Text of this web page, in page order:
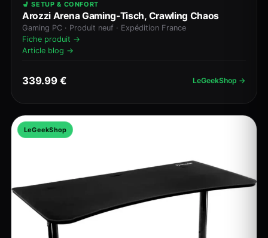
💺 SETUP & CONFORT
Arozzi Arena Gaming-Tisch, Crawling Chaos
Gaming PC · Produit neuf · Expédition France
Fiche produit →
Article blog →
339.99 € LeGeekShop →
LeGeekShop